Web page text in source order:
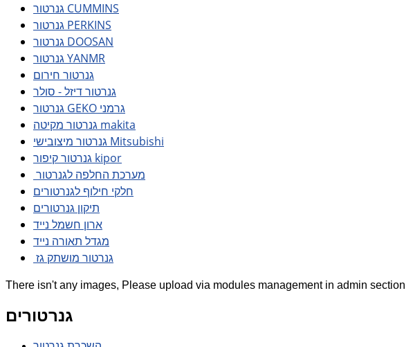
גנרטור CUMMINS
גנרטור PERKINS
גנרטור DOOSAN
גנרטור YANMR
גנרטור חירום
גנרטור דיזל - סולר
גנרטור GEKO גרמני
גנרטור מקיטה makita
גנרטור מיצובישי Mitsubishi
גנרטור קיפור kipor
מערכת החלפה לגנרטור
חלקי חילוף לגנרטורים
תיקון גנרטורים
ארון חשמל נייד
מגדל תאורה נייד
גנרטור מושתק גז
There isn't any images, Please upload via modules management in admin section
גנרטורים